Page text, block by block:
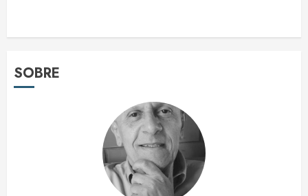
SOBRE